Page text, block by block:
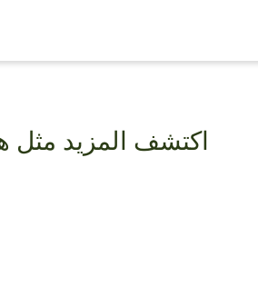
اكتشف المزيد مثل